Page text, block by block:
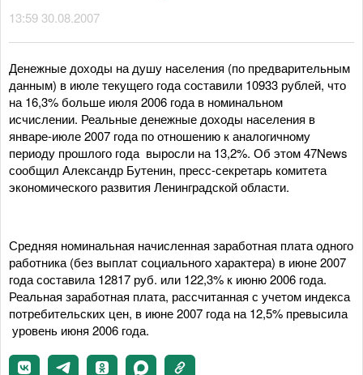
13:59 30.08.2007
Денежные доходы на душу населения (по предварительным
данным) в июле текущего года составили 10933 рублей, что
на 16,3% больше июля 2006 года в номинальном
исчислении. Реальные денежные доходы населения в
январе-июле 2007 года по отношению к аналогичному
периоду прошлого года выросли на 13,2%. Об этом 47News
сообщил Александр Бутенин, пресс-секретарь комитета
экономического развития Ленинградской области.
Средняя номинальная начисленная заработная плата одного
работника (без выплат социального характера) в июне 2007
года составила 12817 руб. или 122,3% к июню 2006 года.
Реальная заработная плата, рассчитанная с учетом индекса
потребительских цен, в июне 2007 года на 12,5% превысила
уровень июня 2006 года.